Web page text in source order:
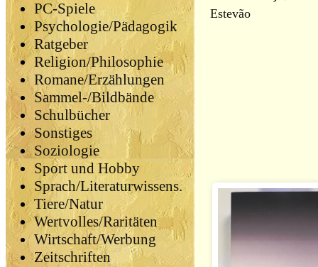
PC-Spiele
Psychologie/Pädagogik
Ratgeber
Religion/Philosophie
Romane/Erzählungen
Sammel-/Bildbände
Schulbücher
Sonstiges
Soziologie
Sport und Hobby
Sprach/Literaturwissens.
Tiere/Natur
Wertvolles/Raritäten
Wirtschaft/Werbung
Zeitschriften
Estevão